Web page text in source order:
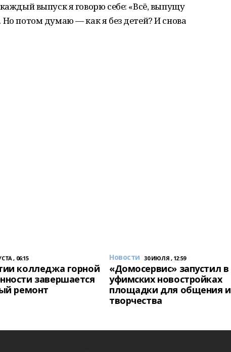
выпуск я говорю себе: «Всё, выпущу
Но потом думаю — как я без детей? И снова
, 06:15
колледжа горной
завершается
ремонт
Новости 30 ИЮЛЯ , 12:59
«Домосервис» запустил в
уфимских новостройках
площадки для общения и
творчества